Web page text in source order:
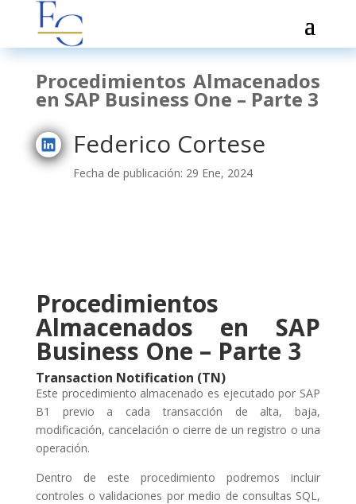
Procedimientos Almacenados
en SAP Business One – Parte 3
Federico Cortese
Fecha de publicación: 29 Ene, 2024
Procedimientos
Almacenados en SAP
Business One – Parte 3
Transaction Notification (TN)
Este procedimiento almacenado es ejecutado por SAP
B1 previo a cada transacción de alta, baja,
modificación, cancelación o cierre de un registro o una
operación.
Dentro de este procedimiento podremos incluir
controles o validaciones por medio de consultas SQL,